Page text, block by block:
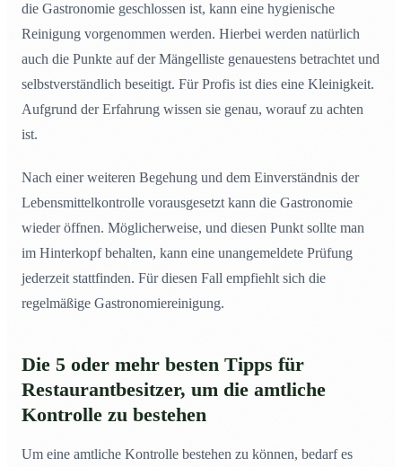
die Gastronomie geschlossen ist, kann eine hygienische
Reinigung vorgenommen werden. Hierbei werden natürlich
auch die Punkte auf der Mängelliste genauestens betrachtet und
selbstverständlich beseitigt. Für Profis ist dies eine Kleinigkeit.
Aufgrund der Erfahrung wissen sie genau, worauf zu achten
ist.
Nach einer weiteren Begehung und dem Einverständnis der
Lebensmittelkontrolle vorausgesetzt kann die Gastronomie
wieder öffnen. Möglicherweise, und diesen Punkt sollte man
im Hinterkopf behalten, kann eine unangemeldete Prüfung
jederzeit stattfinden. Für diesen Fall empfiehlt sich die
regelmäßige Gastronomiereinigung.
Die 5 oder mehr besten Tipps für
Restaurantbesitzer, um die amtliche
Kontrolle zu bestehen
Um eine amtliche Kontrolle bestehen zu können, bedarf es